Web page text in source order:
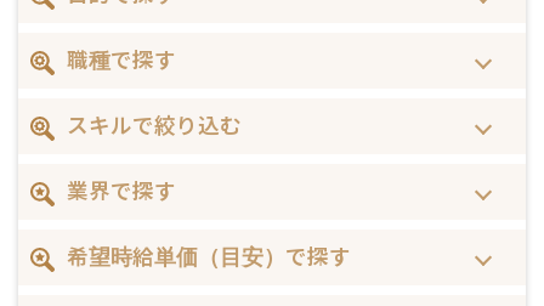
職種で探す
スキルで絞り込む
業界で探す
希望時給単価（目安）で探す